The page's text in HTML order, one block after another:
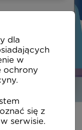
dla
w
ochrony
się z
serwisie.